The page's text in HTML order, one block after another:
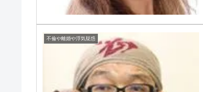
不倫や離婚や浮気疑惑